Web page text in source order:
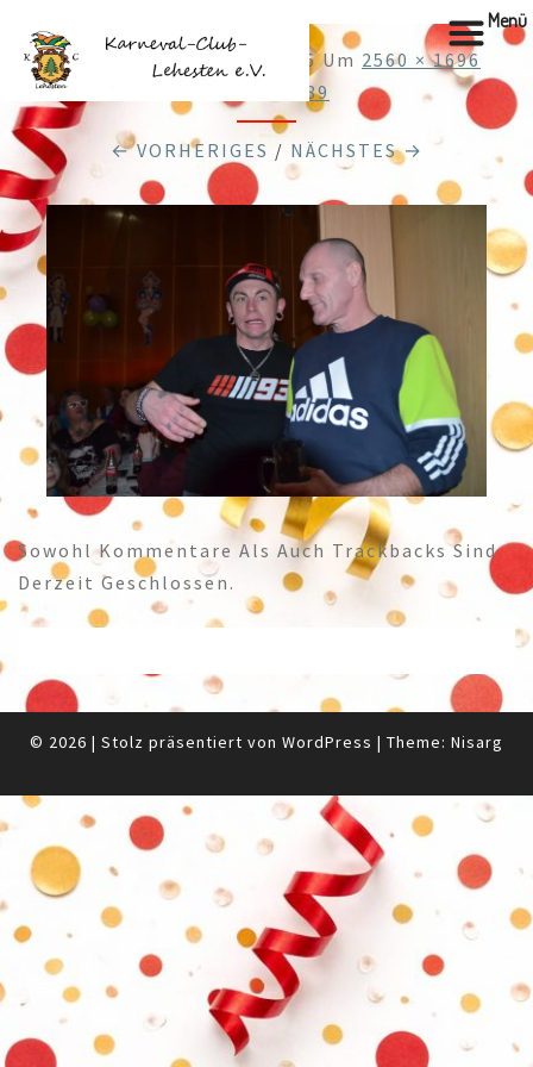
Veröffentlicht 21.01.2026Um 2560 × 1696
DSC_0789
← VORHERIGES / NÄCHSTES →
Sowohl Kommentare Als Auch Trackbacks Sind
Derzeit Geschlossen.
© 2026 | Stolz präsentiert von WordPress | Theme: Nisarg
Menü